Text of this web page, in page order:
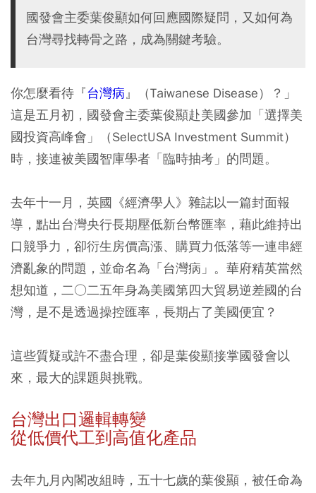
國發會主委葉俊顯如何回應國際疑問，又如何為
台灣尋找轉骨之路，成為關鍵考驗。
你怎麼看待『台灣病』（Taiwanese Disease）？」
這是五月初，國發會主委葉俊顯赴美國參加「選擇美
國投資高峰會」（SelectUSA Investment Summit）
時，接連被美國智庫學者「臨時抽考」的問題。
去年十一月，英國《經濟學人》雜誌以一篇封面報
導，點出台灣央行長期壓低新台幣匯率，藉此維持出
口競爭力，卻衍生房價高漲、購買力低落等一連串經
濟亂象的問題，並命名為「台灣病」。華府精英當然
想知道，二○二五年身為美國第四大貿易逆差國的台
灣，是不是透過操控匯率，長期占了美國便宜？
這些質疑或許不盡合理，卻是葉俊顯接掌國發會以
來，最大的課題與挑戰。
台灣出口邏輯轉變
從低價代工到高值化產品
去年九月內閣改組時，五十七歲的葉俊顯，被任命為